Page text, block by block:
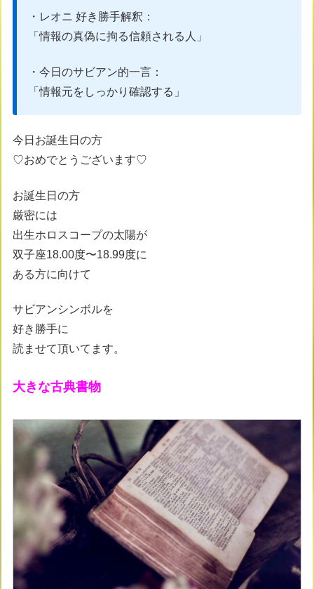
・レオニ 好き勝手解釈：
「情報の真偽に拘る信頼される人」
・今日のサビアン的一言：
「情報元をしっかり確認する」
今日お誕生日の方
♡おめでとうございます♡
お誕生日の方
厳密には
出生ホロスコープの太陽が
双子座18.00度〜18.99度に
ある方に向けて
サビアンシンボルを
好き勝手に
読ませて頂いてます。
大きな古典書物